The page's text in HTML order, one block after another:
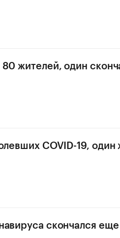
жителей, один
COVID-19, один
скончался